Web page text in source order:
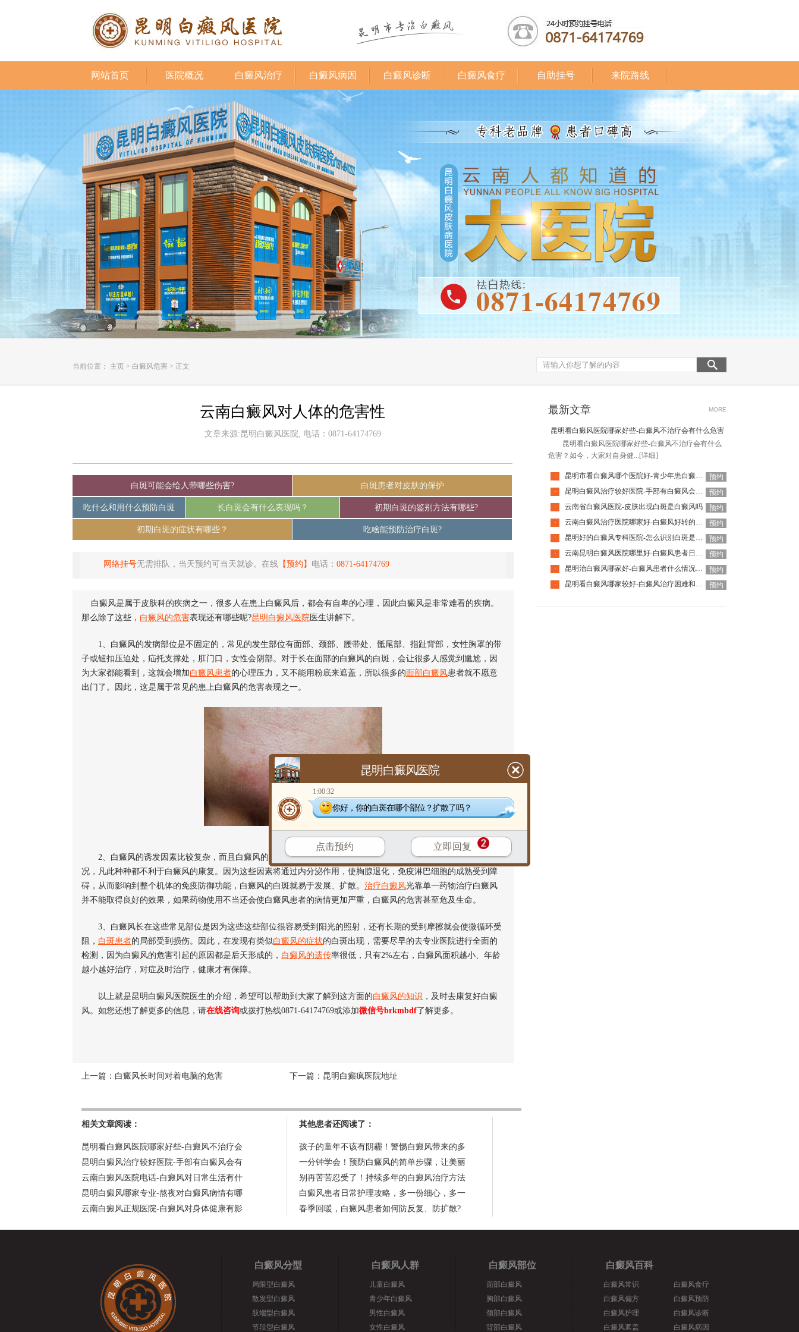
网站首页 医院概况 白癜风治疗 白癜风病因 白癜风诊断 白癜风食疗 自助挂号 来院路线
当前位置： 主页 > 白癜风危害 > 正文
云南白癜风对人体的危害性
文章来源:昆明白癜风医院, 电话：0871-64174769
白斑可能会给人带哪些伤害? 白斑患者对皮肤的保护
吃什么和用什么预防白斑 长白斑会有什么表现吗？ 初期白斑的鉴别方法有哪些?
初期白斑的症状有哪些？ 吃啥能预防治疗白斑?
网络挂号无需排队，当天预约可当天就诊。在线 【预约】 电话： 0871-64174769
白癜风是属于皮肤科的疾病之一，很多人在患上白癜风后，都会有自卑的心理，因此白癜风是非常难看的疾病。
那么除了这些， 白癜风的危害表现还有哪些呢?昆明白癜风医院 医生讲解下。
1、白癜风的发病部位是不固定的，常见的发生部位有面部、颈部、腰带处、骶尾部、指趾背部，女性胸罩的带
子或钮扣压迫处，疝托支撑处，肛门口，女性会阴部。对于长在面部的白癜风的白斑，会让很多人感觉到尴尬，因
为大家都能看到，这就会增加白癜风患者的心理压力，又不能用粉底来遮盖，所以很多的面部白癜风患者就不愿意
出门了。因此，这是属于常见的患上白癜风的危害表现之一。
2、白癜风的诱发因素比较复杂，而且白癜风的危害容易使患者产生悲观、消沉、紧张、抑郁、沮丧、恐惧等情
况，凡此种种都不利于白癜风的康复。因为这些因素将通过内分泌作用，使胸腺退化，免疫淋巴细胞的成熟受到障
碍，从而影响到整个机体的免疫防御功能，白癜风的白斑就易于发展、扩散。 治疗白癜风光靠单一药物治疗白癜风
并不能取得良好的效果，如果药物使用不当还会使白癜风患者的病情更加严重，白癜风的危害甚至危及生命。
3、白癜风长在这些常见部位是因为这些这些部位很容易受到阳光的照射，还有长期的受到摩擦就会使微循环受
阻， 白斑患者的局部受到损伤。因此，在发现有类似白癜风的症状的白斑出现，需要尽早的去专业医院进行全面的
检测，因为白癜风的危害引起的原因都是后天形成的， 白癜风的遗传率很低，只有2%左右，白癜风面积越小、年龄
越小越好治疗，对症及时治疗，健康才有保障。
以上就是昆明白癜风医院医生的介绍，希望可以帮助到大家了解到这方面的白癜风的知识 ，及时去康复好白癜
风。如您还想了解更多的信息，请在线咨询或拨打热线0871-64174769或添加微信号brkmbdf了解更多。
上一篇： 白癜风长时间对着电脑的危害 下一篇： 昆明白癫疯医院地址
相关文章阅读：
昆明看白癜风医院哪家好些-白癜风不治疗会
昆明白癜风治疗较好医院-手部有白癜风会有
云南白癜风医院电话-白癜风对日常生活有什
昆明白癜风哪家专业-熬夜对白癜风病情有哪
云南白癜风正规医院-白癜风对身体健康有影
其他患者还阅读了：
孩子的童年不该有阴霾！警惕白癜风带来的多
一分钟学会！预防白癜风的简单步骤，让美丽
别再苦苦忍受了！持续多年的白癜风治疗方法
白癜风患者日常护理攻略，多一份细心，多一
春季回暖，白癜风患者如何防反复、防扩散?
最新文章 MORE
昆明看白癜风医院哪家好些-白癜风不治疗会有什么危害
昆明看白癜风医院哪家好些-白癜风不治疗会有什么
危害？如今，大家对自身健... [详细]
· 昆明市看白癜风哪个医院好-青少年患白癜风怎么治疗效果好呢
预约
·
昆明白癜风治疗较好医院-手部有白癜风会有什么危害呢
预约
·
云南省白癜风医院-皮肤出现白斑是白癜风吗
预约
·
云南白癜风治疗医院哪家好-白癜风好转的关键是什么
预约
·
昆明好的白癜风专科医院-怎么识别白斑是不是白癜风呢
预约
·
云南昆明白癜风医院哪里好-白癜风患者日常该怎么去护理
预约
·
昆明治白癜风哪家好-白癜风患者什么情况下可以手术治疗呢
预约
·
昆明看白癜风哪家较好-白癜风治疗困难和什么有关呢 预约
白癜风分型
局限型白癜风
散发型白癜风
肢端型白癜风
节段型白癜风
白癜风人群
儿童白癜风
青少年白癜风
男性白癜风
女性白癜风
白癜风部位
面部白癜风
胸部白癜风
颈部白癜风
背部白癜风
白癜风百科
白癜风常识
白癜风偏方
白癜风护理
白癜风遮盖
白癜风食疗
白癜风预防
白癜风诊断
白癜风病因
昆明白癜风医院
1:00:32
你好，你的白斑在哪个部位？扩散了吗？
点击预约 立即回复